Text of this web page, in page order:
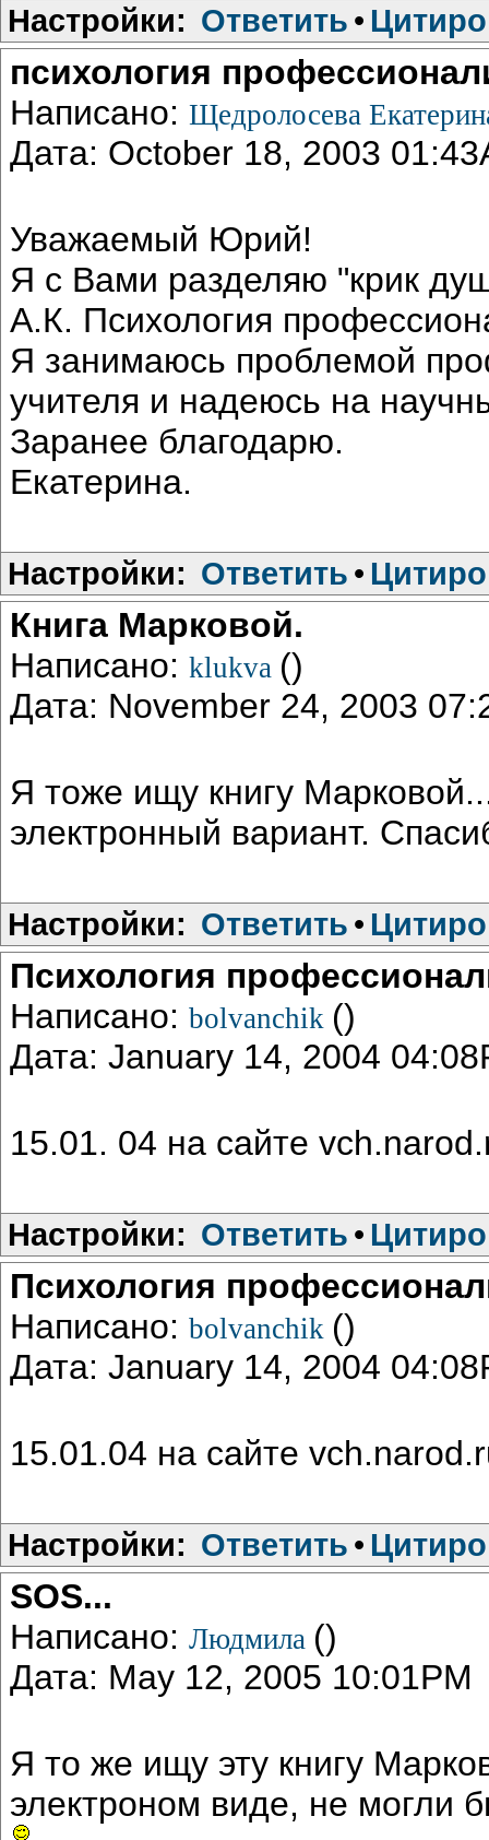
Настройки: Ответить •
психология
Написано: Щедролосева
Дата: October 18, 2003
Уважаемый Юрий!
Я с Вами разделяю "крик
А.К. Психология
Я занимаюсь проблемой
учителя и надеюсь на
Заранее благодарю.
Екатерина.
Настройки: Ответить •
Книга Марковой.
Написано: klukva ()
Дата: November 24, 2003
Я тоже ищу книгу
электронный вариант.
Настройки: Ответить •
Психология
Написано: bolvanchik ()
Дата: January 14, 2004
15.01. 04 на сайте
Настройки: Ответить •
Психология
Написано: bolvanchik ()
Дата: January 14, 2004
15.01.04 на сайте
Настройки: Ответить •
SOS...
Написано: Людмила ()
Дата: May 12, 2005 10:01PM
Я то же ищу эту книгу
электроном виде, не могли